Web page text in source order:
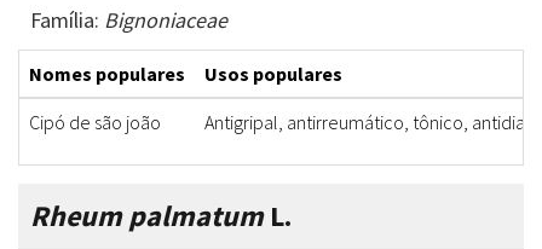
Família: Bignoniaceae
Nomes populares
Usos populares
Cipó de são joão
Antigripal, antirreumático, tônico,
Rheum palmatumL.